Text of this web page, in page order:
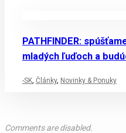
PATHFINDER:
mladých ľuďoch a
-SK, Články, Novinky & Ponuky
Comments are disabled.